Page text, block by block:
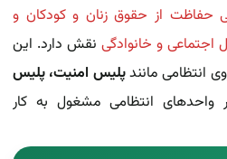
حفاظت از حقوق زنان و کودکان و
اجتماعی و خانوادگی نقش دارد. این
انتظامی مانندپلیس امنیت، پلیس
انتظامی مشغول به کار